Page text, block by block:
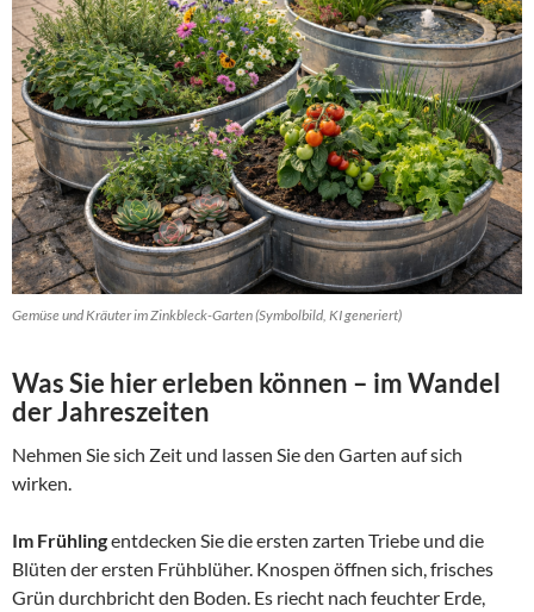
Gemüse und Kräuter im Zinkbleck-Garten (Symbolbild, KI generiert)
Was Sie hier erleben können – im Wandel
der Jahreszeiten
Nehmen Sie sich Zeit und lassen Sie den Garten auf sich
wirken.
Im Frühlingentdecken Sie die ersten zarten Triebe und die
Blüten der ersten Frühblüher. Knospen öffnen sich, frisches
Grün durchbricht den Boden. Es riecht nach feuchter Erde,